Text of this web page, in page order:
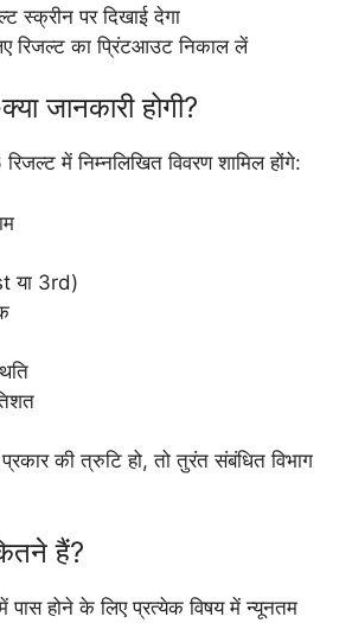
स्क्रीन पर दिखाई देगा
रिजल्ट का प्रिंटआउट निकाल लें
जानकारी होगी?
में निम्नलिखित विवरण शामिल होंगे:
या 3rd)
की त्रुटि हो, तो तुरंत संबंधित विभाग
हैं?
पास होने के लिए प्रत्येक विषय में न्यूनतम